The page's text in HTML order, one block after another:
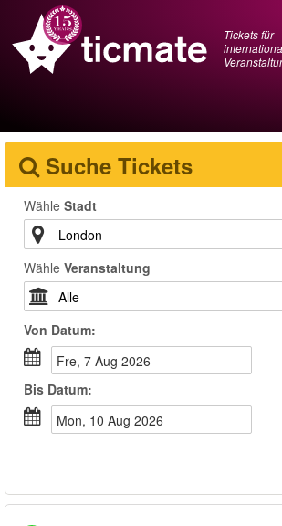
Tickets für
Suche Tickets
Wähle Stadt
Wähle Veranstaltung
Von Datum:
Fre, 7 Aug 2026
Bis Datum:
Mon, 10 Aug 2026